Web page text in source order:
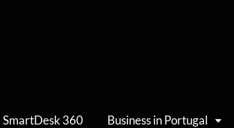
SmartDesk 360 Business in Portugal